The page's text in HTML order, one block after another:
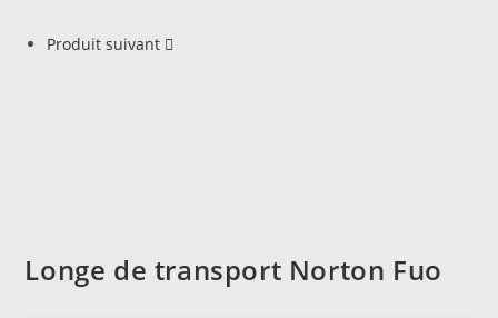
Produit suivant
Longe de transport Norton Fuo